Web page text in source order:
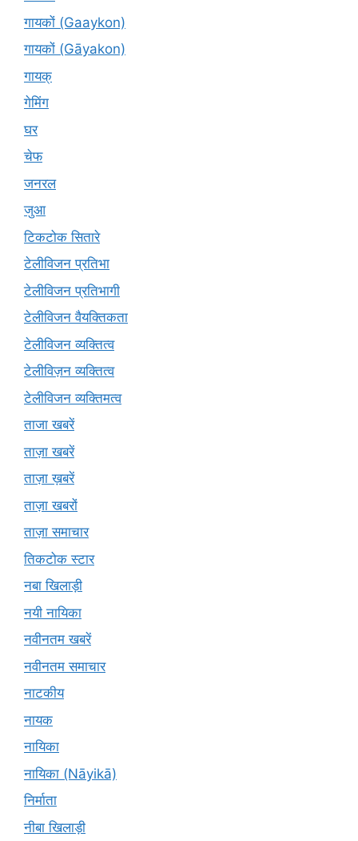
गायकों (Gaaykon)
गायकों (Gāyakon)
गायक्
गेमिंग
घर
चेफ
जनरल
जुआ
टिकटोक सितारे
टेलीविजन प्रतिभा
टेलीविजन प्रतिभागी
टेलीविजन वैयक्तिकता
टेलीविजन व्यक्तित्व
टेलीविज़न व्यक्तित्व
टेलीविजन व्यक्तिमत्व
ताजा खबरें
ताज़ा खबरें
ताज़ा ख़बरें
ताज़ा खबरों
ताज़ा समाचार
तिकटोक स्टार
नबा खिलाड़ी
नयी नायिका
नवीनतम खबरें
नवीनतम समाचार
नाटकीय
नायक
नायिका
नायिका (Nāyikā)
निर्माता
नीबा खिलाड़ी